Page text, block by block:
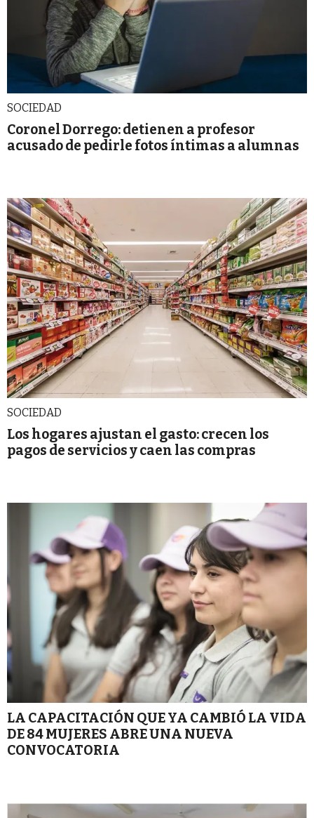
SOCIEDAD
Coronel Dorrego: detienen a profesor
acusado de pedirle fotos íntimas a alumnas
SOCIEDAD
Los hogares ajustan el gasto: crecen los
pagos de servicios y caen las compras
LA CAPACITACIÓN QUE YA CAMBIÓ LA VIDA
DE 84 MUJERES ABRE UNA NUEVA
CONVOCATORIA